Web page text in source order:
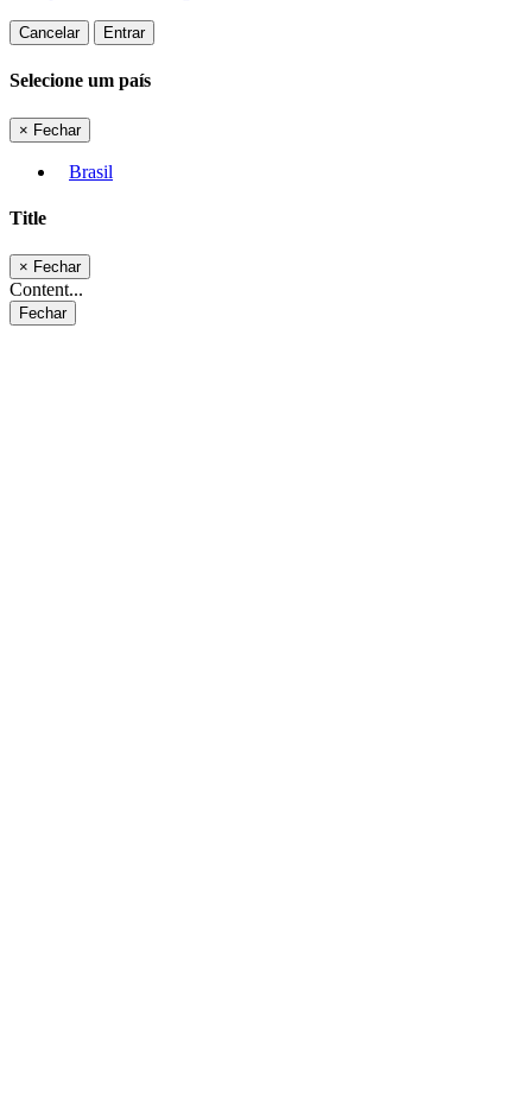
Cancelar Entrar
Selecione um país
× Fechar
Brasil
Title
× Fechar
Content...
Fechar